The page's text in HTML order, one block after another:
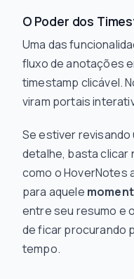
O Poder dos
Uma das
fluxo de anotações
timestamp clicável.
viram portais
Se estiver revisando
detalhe, basta clicar
como o HoverNotes
para aquele
entre seu resumo e
de ficar procurando
tempo.